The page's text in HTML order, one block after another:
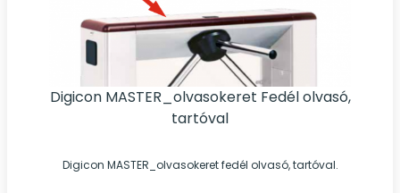
Digicon MASTER_olvasokeret Fedél olvasó,
tartóval
Digicon MASTER_olvasokeret fedél olvasó, tartóval.